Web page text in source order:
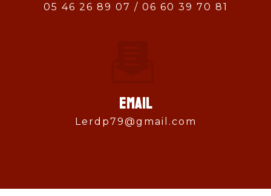
05 46 26 89 07 / 06 60 39 70 81
Email
lerdp79@gmail.com